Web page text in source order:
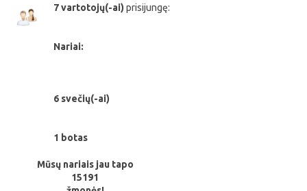
7 vartotojų(-ai) prisijungę:
Nariai:
6 svečių(-ai)
1 botas
Mūsų nariais jau tapo
15191